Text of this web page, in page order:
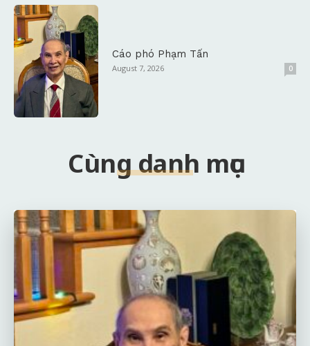
Cáo phó Phạm Tấn
August 7, 2026 0
Cùng danh mục